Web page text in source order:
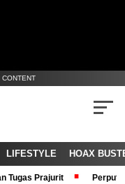
CONTENT
LIFESTYLE HOAX
Tugas Prajurit